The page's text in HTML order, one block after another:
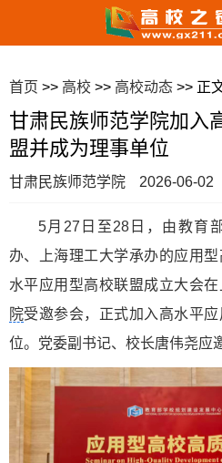
首页 >> 高校 >> 高校动态 >> 正
甘肃民族师范学院加入
盟并成为理事单位
甘肃民族师范学院 2026-06-02
5月27日至28日，由教育
办、上海理工大学承办的应用
水平应用型高校联盟成立大会
院受邀参会，正式加入高水平
位。党委副书记、校长唐伟尧应